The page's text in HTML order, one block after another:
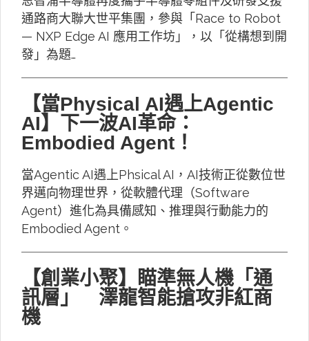
通路商大聯大世平集團，參與「Race to Robot
— NXP Edge AI 應用工作坊」，以「從構想到開
發」為題…
【當Physical AI遇上Agentic
AI】下一波AI革命：
Embodied Agent！
當Agentic AI遇上Phsical AI，AI技術正從數位世
界邁向物理世界，從軟體代理（Software
Agent）進化為具備感知、推理與行動能力的
Embodied Agent。
【創業小聚】瞄準無人機「通
訊層」 澤龍智能搶攻非紅商
機